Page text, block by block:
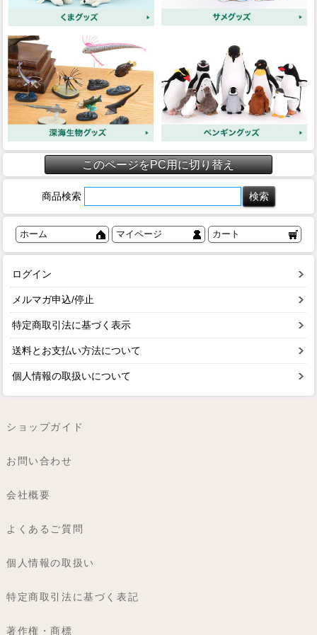
このページをPC用に切り替え
商品検索
ホーム マイページ カート
ログイン
メルマガ申込/停止
特定商取引法に基づく表示
送料とお支払い方法について
個人情報の取扱いについて
ショップガイド
お問い合わせ
会社概要
よくあるご質問
個人情報の取扱い
特定商取引法に基づく表記
著作権・商標